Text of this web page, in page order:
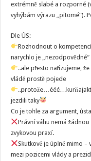
extrémně slabé a rozporné
vyhýbám výrazu „pitomé“).
Dle ÚS:
Rozhodnout o
narychlo je „nezodpovědné“
..ale přesto nařizujeme,
vládě prostě pojede
jezdili taky
Co je tohle za argument,
Právní váhu nemá
zvykovou praxí.
Skutkově je úplně mimo
mezi pozicemi vlády a